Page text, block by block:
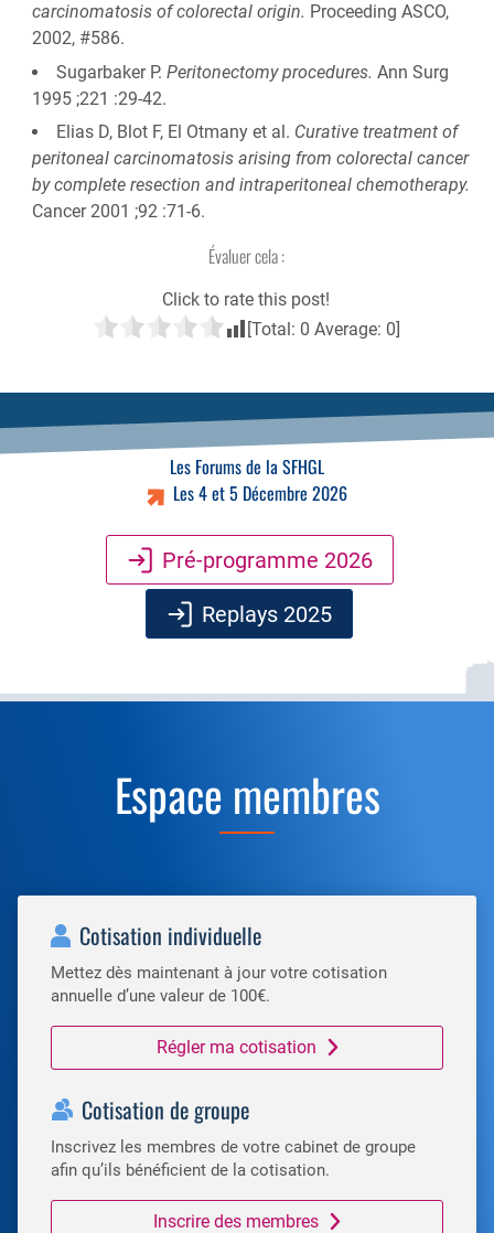
carcinomatosis of colorectal origin. Proceeding ASCO,
2002, #586.
Sugarbaker P. Peritonectomy procedures. Ann Surg
1995 ;221 :29-42.
Elias D, Blot F, El Otmany et al. Curative treatment of
peritoneal carcinomatosis arising from colorectal cancer
by complete resection and intraperitoneal chemotherapy.
Cancer 2001 ;92 :71-6.
Évaluer cela :
Click to rate this post!
[Total: 0 Average: 0]
Les Forums de la SFHGL
Les 4 et 5 Décembre 2026
Pré-programme 2026
Replays 2025
Espace membres
Cotisation individuelle
Mettez dès maintenant à jour votre cotisation
annuelle d’une valeur de 100€.
Régler ma cotisation
Cotisation de groupe
Inscrivez les membres de votre cabinet de groupe
afin qu’ils bénéficient de la cotisation.
Inscrire des membres